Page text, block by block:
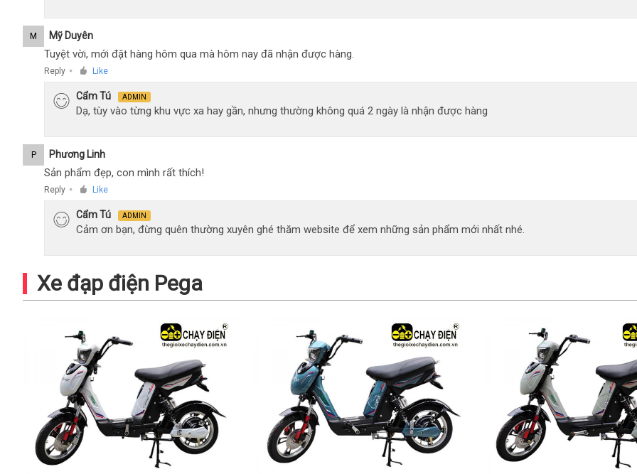
M Mỹ Duyên
Tuyệt vời, mới đặt hàng hôm qua mà hôm nay đã nhận được hàng.
Reply ● Like
Cẩm Tú ADMIN
Dạ, tùy vào từng khu vực xa hay gần, nhưng thường không quá 2 ngày là nhận được hàng
P Phương Linh
Sản phẩm đẹp, con mình rất thích!
Reply ● Like
Cẩm Tú ADMIN
Cảm ơn bạn, đừng quên thường xuyên ghé thăm website để xem những sản phẩm mới nhất nhé.
Xe đạp điện Pega